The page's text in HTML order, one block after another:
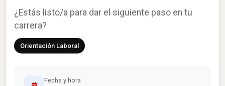
¿Estás listo/a para dar el siguiente paso en tu
carrera?
Orientación Laboral
Fecha y hora